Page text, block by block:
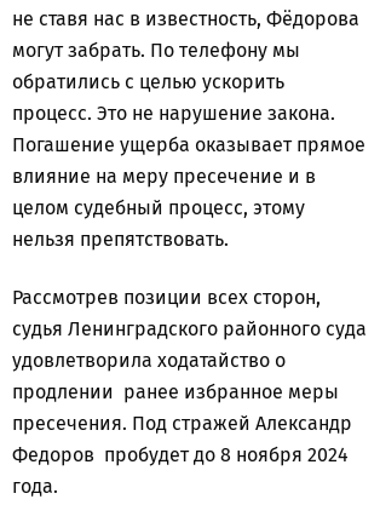
не ставя нас в известность, Фёдорова
могут забрать. По телефону мы
обратились с целью ускорить
процесс. Это не нарушение закона.
Погашение ущерба оказывает прямое
влияние на меру пресечение и в
целом судебный процесс, этому
нельзя препятствовать.
Рассмотрев позиции всех сторон,
судья Ленинградского районного суда
удовлетворила ходатайство о
продлении ранее избранное меры
пресечения. Под стражей Александр
Федоров пробудет до 8 ноября 2024
года.